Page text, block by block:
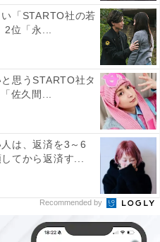
(@animefriends)
ハイキュー!!』（MBS／
『進撃の巨人』（MBS／
ーガー役など数多くのキャ
ビ番組のナレーションや映
舞台や映画に出演するなど
声優活動20周年を記念す
フラクタル」が発表さ
ることができる、トーク
で話題を集めています。
い「STARTO社の若
2位「永...
思うSTARTO社タ
佐久間...
は、返済を3～6
てから返済す...
Recommended by